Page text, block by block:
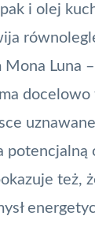
i olej
Luna
też,